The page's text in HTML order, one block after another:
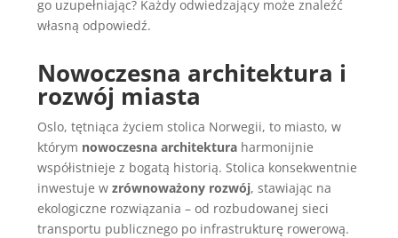
go uzupełniając? Każdy odwiedzający może znaleźć
własną odpowiedź.
Nowoczesna architektura i
rozwój miasta
Oslo, tętniąca życiem stolica Norwegii, to miasto, w
którym nowoczesna architektura harmonijnie
współistnieje z bogatą historią. Stolica konsekwentnie
inwestuje wzrównoważony rozwój, stawiając na
ekologiczne rozwiązania – od rozbudowanej sieci
transportu publicznego po infrastrukturę rowerową.